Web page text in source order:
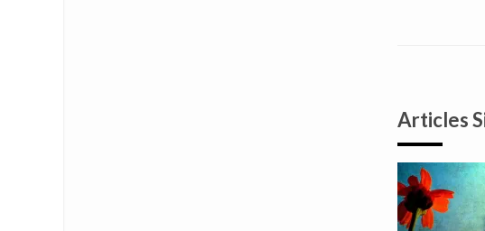
Articles